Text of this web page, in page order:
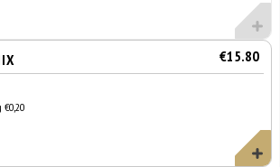
€15.80
€0,20